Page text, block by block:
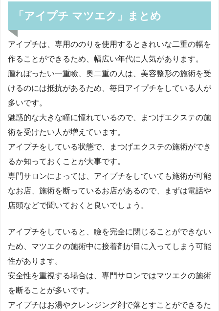
「アイプチ マツエク」まとめ
アイプチは、専用ののりを使用するときれいな二重の幅を
作ることができるため、幅広い年代に人気があります。
腫れぼったい一重瞼、奥二重の人は、美容整形の施術を受
けるのには抵抗があるため、毎日アイプチをしている人が
多いです。
魅惑的な大きな瞳に憧れているので、まつげエクステの施
術を受けたい人が増えています。
アイプチをしている状態で、まつげエクステの施術ができ
るか知っておくことが大事です。
専門サロンによっては、アイプチをしていても施術が可能
なお店、施術を断っているお店があるので、まずは電話や
店頭などで聞いておくと良いでしょう。
アイプチをしていると、瞼を完全に閉じることができない
ため、マツエクの施術中に接着剤が目に入ってしまう可能
性があります。
安全性を重視する場合は、専門サロンではマツエクの施術
を断ることが多いです。
アイプチはお湯やクレンジング剤で落とすことができるた